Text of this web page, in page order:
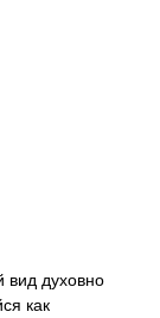
духовно
как